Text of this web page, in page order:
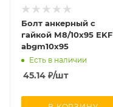
Болт анкерный с
гайкой М8/10х95 EKF
abgm10x95
Есть в наличии
45.14 ₽/шт